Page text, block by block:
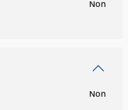
Non
Non